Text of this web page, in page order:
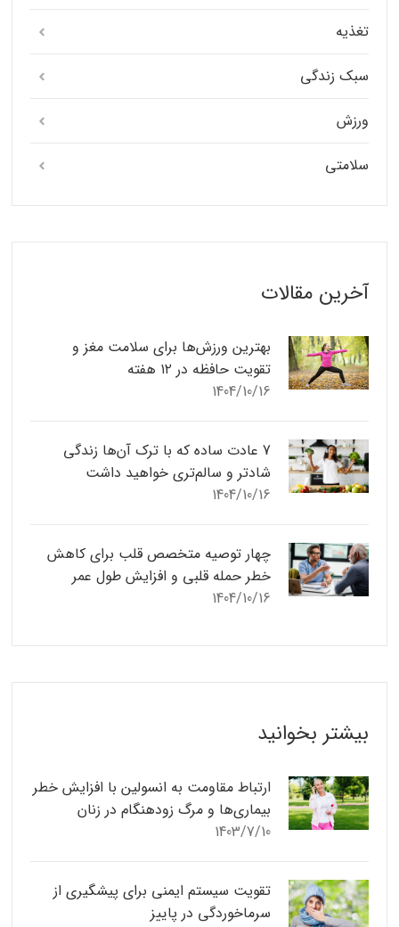
تغذیه
سبک زندگی
ورزش
سلامتی
آخرین مقالات
بهترین ورزش‌ها برای سلامت مغز و
تقویت حافظه در ۱۲ هفته
1404/10/16
7 عادت ساده که با ترک آن‌ها زندگی
شادتر و سالم‌تری خواهید داشت
1404/10/16
چهار توصیه متخصص قلب برای کاهش
خطر حمله قلبی و افزایش طول عمر
1404/10/16
بیشتر بخوانید
ارتباط مقاومت به انسولین با افزایش خطر
بیماری‌ها و مرگ زودهنگام در زنان
1403/7/10
تقویت سیستم ایمنی برای پیشگیری از
سرماخوردگی در پاییز